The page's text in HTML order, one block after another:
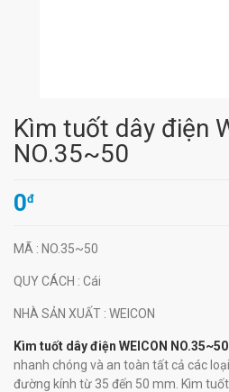
Kìm tuốt dây điện
NO.35~50
0đ
MÃ : NO.35~50
QUY CÁCH : Cái
NHÀ SẢN XUẤT : WEICON
Kìm tuốt dây điện WEICON NO.35~50
nhanh chóng và an toàn tất cả các
đường kính từ 35 đến 50 mm. Kìm